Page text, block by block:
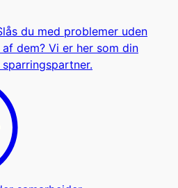
du med problemer uden
dem? Vi er her som din